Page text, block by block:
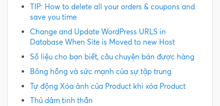
TIP: How to delete all your orders & coupons and
save you time
Change and Update WordPress URLS in
Database When Site is Moved to new Host
Số liệu cho bạn biết, câu chuyện bán được hàng
Bông hồng và sức mạnh của sự tập trung
Tự động Xóa ảnh của Product khi xóa Product
Thủ dâm tinh thần